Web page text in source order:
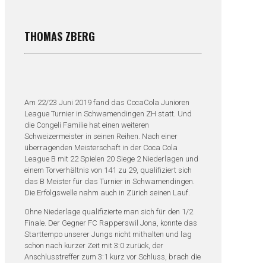
THOMAS ZBERG
Am 22/23 Juni 2019 fand das CocaCola Junioren
League Turnier in Schwamendingen ZH statt. Und
die Congeli Familie hat einen weiteren
Schweizermeister in seinen Reihen. Nach einer
überragenden Meisterschaft in der Coca Cola
League B mit 22 Spielen 20 Siege 2 Niederlagen und
einem Torverhältnis von 141 zu 29, qualifiziert sich
das B Meister für das Turnier in Schwamendingen.
Die Erfolgswelle nahm auch in Zürich seinen Lauf.
Ohne Niederlage qualifizierte man sich für den 1/2
Finale. Der Gegner FC Rapperswil Jona, konnte das
Starttempo unserer Jungs nicht mithalten und lag
schon nach kurzer Zeit mit 3:0 zurück, der
Anschlusstreffer zum 3:1 kurz vor Schluss, brach die